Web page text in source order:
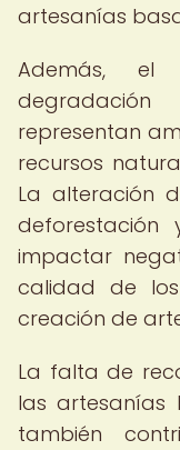
artesanías
Además,
representan
recursos
La alteración
deforestación
impactar
calidad de
creación de
La falta de
las artesanías
también